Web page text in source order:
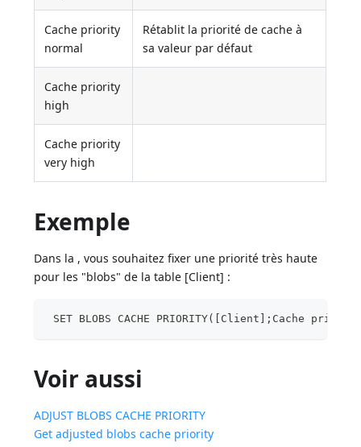
Cache priority
normal
Rétablit la priorité de cache à
sa valeur par défaut
Cache priority
high
Cache priority
very high
Exemple
Dans la , vous souhaitez fixer une priorité très haute
pour les "blobs" de la table [Client] :
SET BLOBS CACHE PRIORITY([Client];Cache
Voir aussi
ADJUST BLOBS CACHE PRIORITY
Get adjusted blobs cache priority